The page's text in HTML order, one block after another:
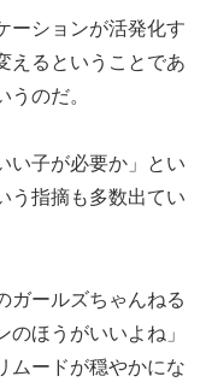
ーションが活発化す
えるということであ
のだ。
い子が必要か」とい
う指摘も多数出てい
ガールズちゃんねる
ほうがいいよね」
ムードが穏やかにな